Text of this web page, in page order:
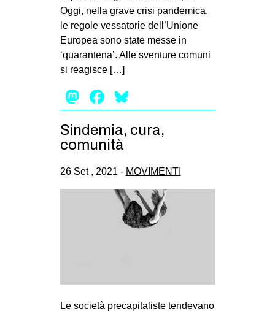
ANTIFASCISMO
DIRITTO ALL’ABITARE
PRECARIATO
REPRESSIONE
STUDENTI
CULTURE
ARTE
CINEMA
INTERNAZIONALE
Oggi, nella grave crisi pandemica,
le regole vessatorie dell’Unione
Europea sono state messe in
‘quarantena’. Alle sventure comuni
si reagisce […]
Mastodon
Facebook
Sindemia, cura,
comunità
26 Set , 2021 - MOVIMENTI
Le società precapitaliste tendevano